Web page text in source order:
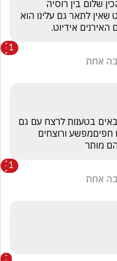
האירנים אידיוט.
1
אחת
מותר
1
אחת